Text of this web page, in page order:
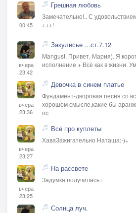
00:45
Грешная любовь
Замечательно!.. С
+++!
вчера
23:42
Закулисье ...ст.7.12
Mangust. Привет, Мария). Я
исполнение + Всё как в жизни. Ум
вчера
23:36
Девочка в синем платье
Фундамент-дворовая песня со
хорошем смысле,какие бы
ос
вчера
23:27
Всё про куплеты
ХаваЗажигательно Наташа:-)+
вчера
23:25
На рассвете
Задумка получилась+
Солнца луч.